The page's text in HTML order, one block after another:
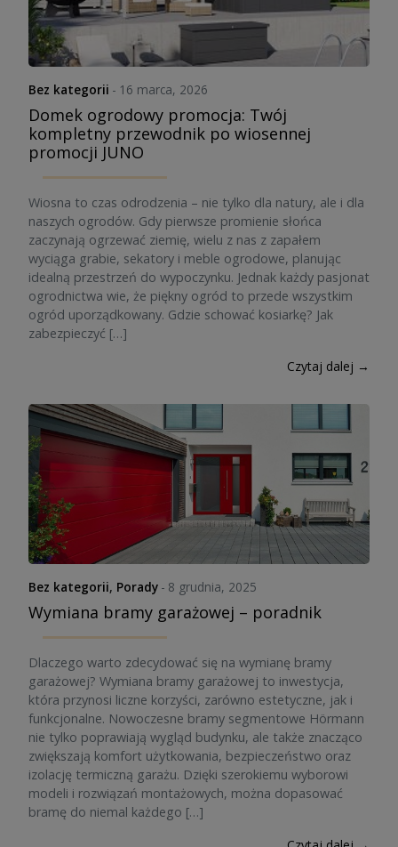
Bez kategorii - 16 marca, 2026
Domek ogrodowy promocja: Twój
kompletny przewodnik po wiosennej
promocji JUNO
Wiosna to czas odrodzenia – nie tylko dla natury, ale i dla
naszych ogrodów. Gdy pierwsze promienie słońca
zaczynają ogrzewać ziemię, wielu z nas z zapałem
wyciąga grabie, sekatory i meble ogrodowe, planując
idealną przestrzeń do wypoczynku. Jednak każdy pasjonat
ogrodnictwa wie, że piękny ogród to przede wszystkim
ogród uporządkowany. Gdzie schować kosiarkę? Jak
zabezpieczyć […]
Czytaj dalej →
Bez kategorii, Porady - 8 grudnia, 2025
Wymiana bramy garażowej – poradnik
Dlaczego warto zdecydować się na wymianę bramy
garażowej? Wymiana bramy garażowej to inwestycja,
która przynosi liczne korzyści, zarówno estetyczne, jak i
funkcjonalne. Nowoczesne bramy segmentowe Hörmann
nie tylko poprawiają wygląd budynku, ale także znacząco
zwiększają komfort użytkowania, bezpieczeństwo oraz
izolację termiczną garażu. Dzięki szerokiemu wyborowi
modeli i rozwiązań montażowych, można dopasować
bramę do niemal każdego […]